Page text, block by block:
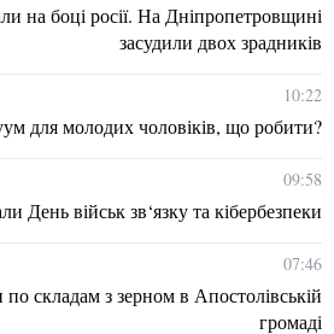
на боці росії. На Дніпропетровщині
засудили двох зрадників
10:22
для молодих чоловіків, що робити?
09:58
День військ зв‘язку та кібербезпеки
07:46
складам з зерном в Апостолівській
громаді